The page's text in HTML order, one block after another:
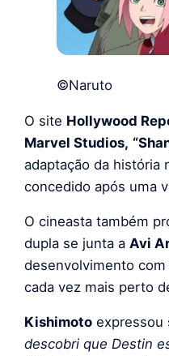
©Naruto
O site Hollywood
Marvel Studios,
adaptação da história
concedido após uma
O cineasta também
dupla se junta a Avi
desenvolvimento com
cada vez mais perto
Kishimoto expressou
descobri que Destin